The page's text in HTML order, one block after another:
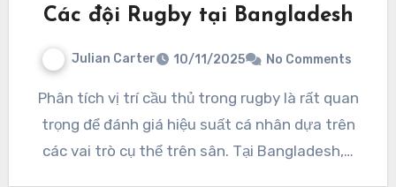
Các đội Rugby tại Bangladesh
Julian Carter 10/11/2025 No Comments
Phân tích vị trí cầu thủ trong rugby là rất quan
trọng để đánh giá hiệu suất cá nhân dựa trên
các vai trò cụ thể trên sân. Tại Bangladesh,…